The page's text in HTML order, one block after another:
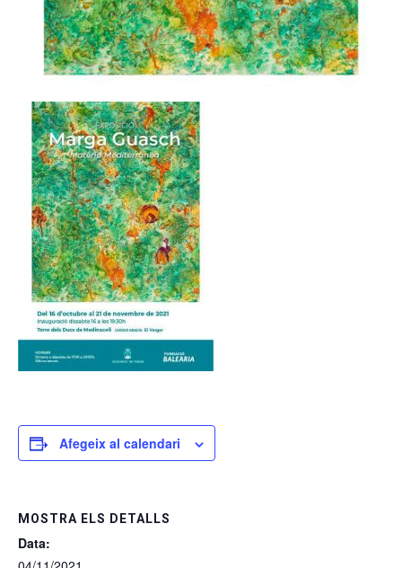
Afegeix al calendari
MOSTRA ELS DETALLS
Data: